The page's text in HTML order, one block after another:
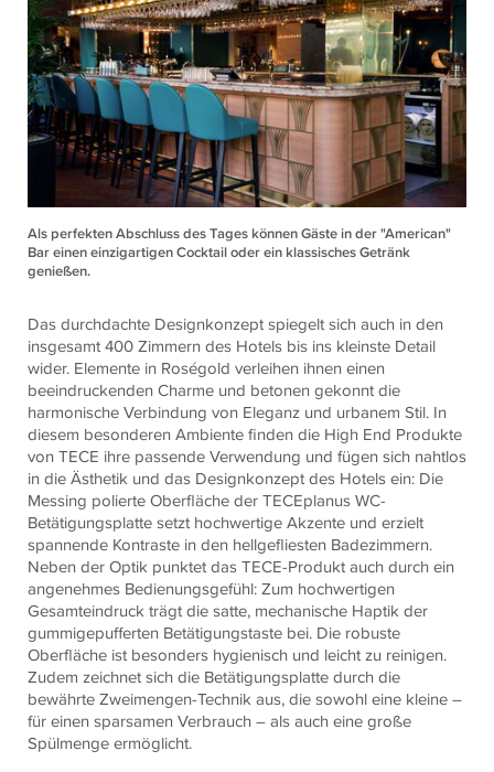
Als perfekten Abschluss des Tages können Gäste in der "American"
Bar einen einzigartigen Cocktail oder ein klassisches Getränk
genießen.
Das durchdachte Designkonzept spiegelt sich auch in den
insgesamt 400 Zimmern des Hotels bis ins kleinste Detail
wider. Elemente in Roségold verleihen ihnen einen
beeindruckenden Charme und betonen gekonnt die
harmonische Verbindung von Eleganz und urbanem Stil. In
diesem besonderen Ambiente finden die High End Produkte
von TECE ihre passende Verwendung und fügen sich nahtlos
in die Ästhetik und das Designkonzept des Hotels ein: Die
Messing polierte Oberfläche der TECEplanus WC-
Betätigungsplatte setzt hochwertige Akzente und erzielt
spannende Kontraste in den hellgefliesten Badezimmern.
Neben der Optik punktet das TECE-Produkt auch durch ein
angenehmes Bedienungsgefühl: Zum hochwertigen
Gesamteindruck trägt die satte, mechanische Haptik der
gummigepufferten Betätigungstaste bei. Die robuste
Oberfläche ist besonders hygienisch und leicht zu reinigen.
Zudem zeichnet sich die Betätigungsplatte durch die
bewährte Zweimengen-Technik aus, die sowohl eine kleine –
für einen sparsamen Verbrauch – als auch eine große
Spülmenge ermöglicht.